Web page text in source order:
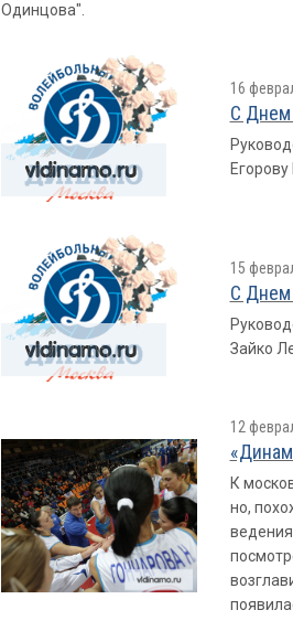
Одинцова".
16
С
15
С
Зайко
12
К
но,